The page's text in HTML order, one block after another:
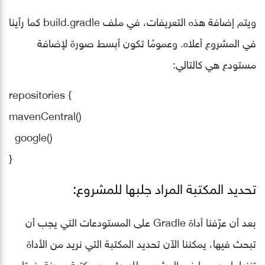
ويتم إضافة هذه التعريفات، في ملف build.gradle كما رأينا
في المشروع أعلاه. وعمومًا تكون أبسط صورة لإضافة
مستودع هي كالتالي:
repositories {
mavenCentral()
google()
}
تحديد المكتبة المراد جلبها للمشروع:
بعد أن عرّفنا أداة Gradle على المستودعات التي يجب أن
تبحث فيها، يمكننا الآن تحديد المكتبة التي نريد من الأداة